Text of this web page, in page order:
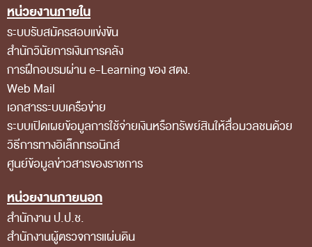
Footer Menu
หน่วยงานภายใน
ระบบรับสมัครสอบแข่งขัน
สำนักวินัยการเงินการคลัง
การฝึกอบรมผ่าน e-Learning ของ สตง.
Web Mail
เอกสารระบบเครือข่าย
ระบบเปิดเผยข้อมูลการใช้จ่ายเงินหรือทรัพย์สินให้สื่อมวลชนด้วย
วิธีการทางอิเล็กทรอนิกส์
ศูนย์ข้อมูลข่าวสารของราชการ
หน่วยงานภายนอก
สำนักงาน ป.ป.ช.
สำนักงานผู้ตรวจการแผ่นดิน